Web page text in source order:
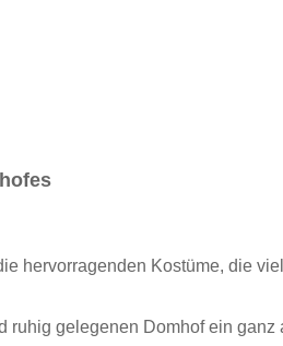
hervorragenden Kostüme, die
gelegenen Domhof ein ganz